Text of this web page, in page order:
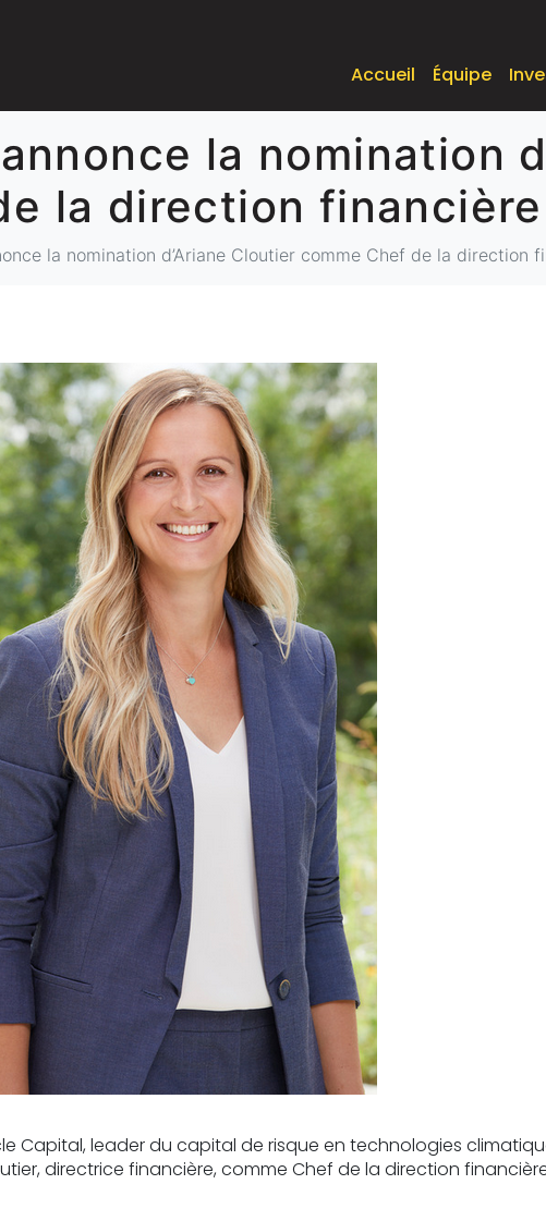
Accueil Équipe
la nomination
la direction financière
la nomination d’Ariane Cloutier comme Chef de la direction
Capital, leader du capital de risque en technologies
directrice financière, comme Chef de la direction